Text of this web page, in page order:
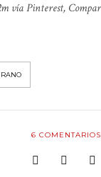
vía Pinterest,
6 COMENTARIOS